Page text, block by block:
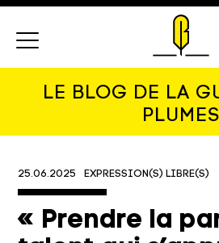
LE BLOG DE LA
PLUMES
25.06.2025 EXPRESSION(S) LIBRE(S)
« Prendre la